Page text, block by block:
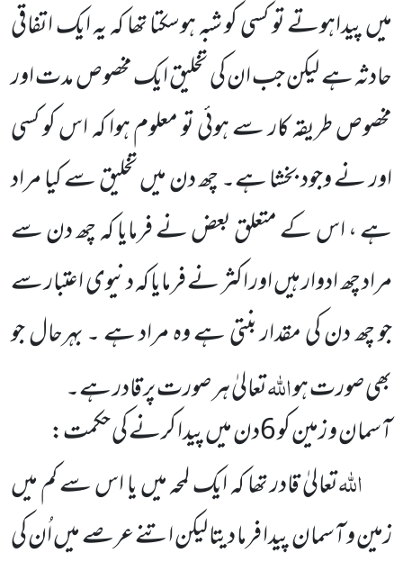
میں پیداہوتے تو کسی کو شبہ ہوسکتا تھا کہ یہ ایک اتفاقی
حادثہ ہے لیکن جب ان کی تخلیق ایک مخصوص مدت اور
مخصوص طریقہ کار سے ہوئی تو معلوم ہوا کہ اس کو کسی
اور نے وجود بخشاہے۔ چھ دن میں تخلیق سے کیا مراد
ہے ، اس کے متعلق بعض نے فرمایا کہ چھ دن سے
مراد چھ ادوار ہیں اور اکثر نے فرمایا کہ دنیوی اعتبار سے
جو چھ دن کی مقدار بنتی ہے وہ مراد ہے ۔ بہرحال جو
بھی صورت ہواللہتعالیٰ ہر صورت پر قادر ہے۔
آسمان و زمین کو6دن میں پیدا کرنے کی حکمت:
اللہتعالیٰ قادر تھا کہ ایک لمحہ میں یا اس سے کم میں
زمین و آسمان پیدا فرما دیتا لیکن اتنے عرصے میں اُن کی